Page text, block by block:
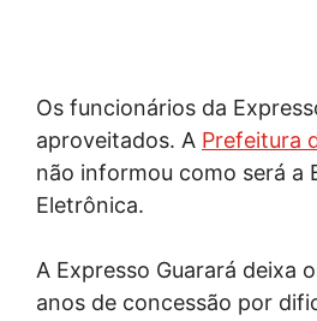
Os funcionários da
aproveitados. A Prefeitura
não informou como será a
Eletrônica.
A Expresso Guarará deixa
anos de concessão por